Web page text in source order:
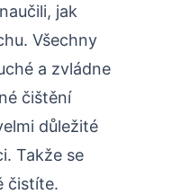
jak
Všechny
a zvládne
čištění
důležité
Takže se
čistíte.